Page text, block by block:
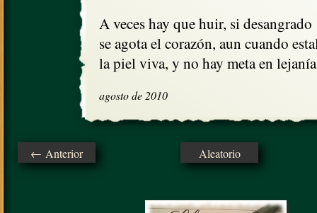
A veces hay que huir, si desangrado
se agota el corazón, aun cuando
la piel viva, y no hay meta en
agosto de 2010
← Anterior Aleatorio